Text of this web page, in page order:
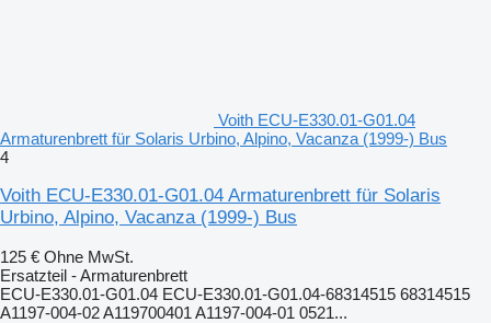
Voith ECU-E330.01-G01.04
Armaturenbrett für Solaris Urbino, Alpino, Vacanza (1999-) Bus
4
Voith ECU-E330.01-G01.04 Armaturenbrett für Solaris
Urbino, Alpino, Vacanza (1999-) Bus
125 € Ohne MwSt.
Ersatzteil - Armaturenbrett
ECU-E330.01-G01.04 ECU-E330.01-G01.04-68314515 68314515
A1197-004-02 A119700401 A1197-004-01 0521...